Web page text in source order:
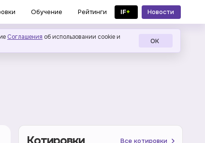
Обучение Рейтинги IF+
Новости
в MAX
Соглашения об использовании cookie и
ОК
Все котировки